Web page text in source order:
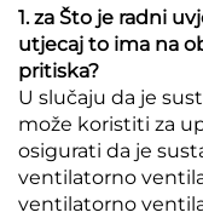
1. za Što je radni
utjecaj to ima na
pritiska?
U slučaju da je
može koristiti za
osigurati da je
ventilatorno
ventilatorno